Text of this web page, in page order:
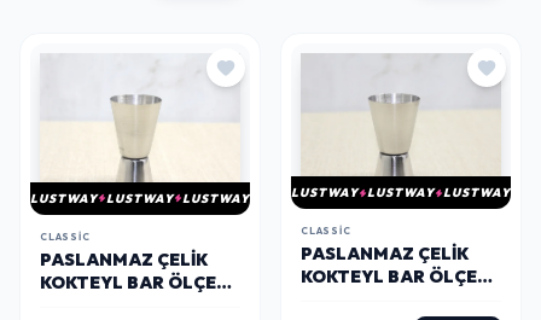
LUSTWAY LUSTWAY LUSTWAY
CLASSIC
PASLANMAZ ÇELIK
KOKTEYL BAR ÖLÇEĞI
LUSTWAY LUSTWAY LUSTWAY
CLASSIC
PASLANMAZ ÇELIK
KOKTEYL BAR ÖLÇEĞI